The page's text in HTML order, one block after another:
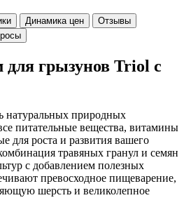
Динамика цен
Отзывы
грызунов Triol с
натуральных природных
питательные вещества, витамины
для роста и развития вашего
травяных гранул и семян
с добавлением полезных
превосходное пищеварение,
шерсть и великолепное